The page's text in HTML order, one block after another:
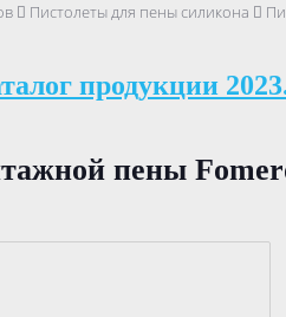
Пистолеты для пены силикона
продукции
пены